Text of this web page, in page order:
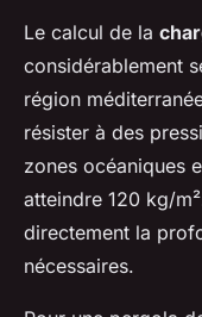
Le calcul de la
considérablement
région
résister à des
zones océaniques
atteindre 120 kg/
directement la
nécessaires.